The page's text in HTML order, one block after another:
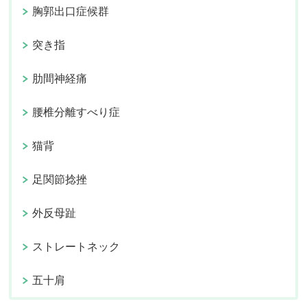
胸郭出口症候群
突き指
肋間神経痛
腰椎分離すべり症
猫背
足関節捻挫
外反母趾
ストレートネック
五十肩